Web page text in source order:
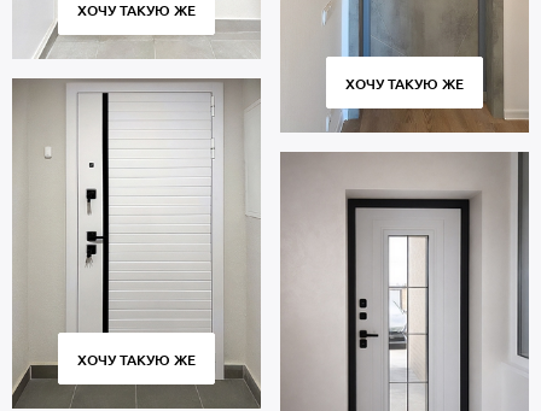
ХОЧУ ТАКУЮ ЖЕ
ХОЧУ ТАКУЮ ЖЕ
ХОЧУ ТАКУЮ ЖЕ